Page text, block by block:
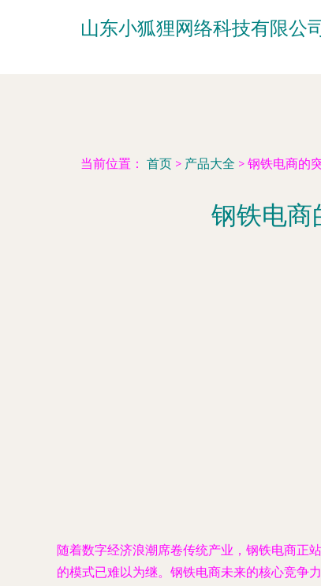
山东小狐狸网络科技有限公
当前位置： 首页 > 产品大全 > 钢铁电商的
钢铁电商
随着数字经济浪潮席卷传统产业，钢铁电商正
的模式已难以为继。钢铁电商未来的核心竞争